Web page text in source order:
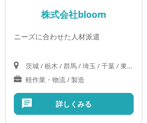
株式会社bloom
ニーズに合わせた人材派遣
茨城 / 栃木 / 群馬 / 埼玉 / 千葉 / 東京 / 神奈川
軽作業・物流 / 製造
詳しくみる